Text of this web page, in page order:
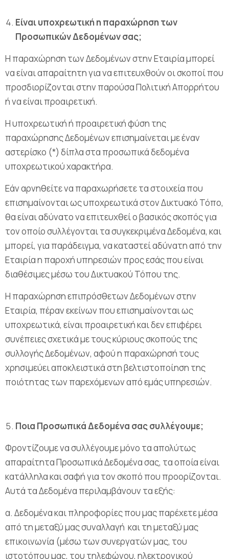
Είναι υποχρεωτική η παραχώρηση των
Προσωπικών Δεδομένων σας;
Η παραχώρηση των Δεδομένων στην Εταιρία μπορεί
να είναι απαραίτητη για να επιτευχθούν οι σκοποί που
προσδιορίζονται στην παρούσα Πολιτική Απορρήτου
ή να είναι προαιρετική.
Η υποχρεωτική ή προαιρετική φύση της
παραχώρησης Δεδομένων επισημαίνεται με έναν
αστερίσκο (*) δίπλα στα προσωπικά δεδομένα
υποχρεωτικού χαρακτήρα.
Εάν αρνηθείτε να παραχωρήσετε τα στοιχεία που
επισημαίνονται ως υποχρεωτικά στον Δικτυακό Τόπο,
θα είναι αδύνατο να επιτευχθεί ο βασικός σκοπός για
τον οποίο συλλέγονται τα συγκεκριμένα Δεδομένα, και
μπορεί, για παράδειγμα, να καταστεί αδύνατη από την
Εταιρία η παροχή υπηρεσιών προς εσάς που είναι
διαθέσιμες μέσω του Δικτυακού Τόπου της.
Η παραχώρηση επιπρόσθετων Δεδομένων στην
Εταιρία, πέραν εκείνων που επισημαίνονται ως
υποχρεωτικά, είναι προαιρετική και δεν επιφέρει
συνέπειες σχετικά με τους κύριους σκοπούς της
συλλογής Δεδομένων, αφού η παραχώρησή τους
χρησιμεύει αποκλειστικά στη βελτιστοποίηση της
ποιότητας των παρεχόμενων από εμάς υπηρεσιών.
Ποια Προσωπικά Δεδομένα σας συλλέγουμε;
Φροντίζουμε να συλλέγουμε μόνο τα απολύτως
απαραίτητα Προσωπικά Δεδομένα σας, τα οποία είναι
κατάλληλα και σαφή για τον σκοπό που προορίζονται.
Αυτά τα Δεδομένα περιλαμβάνουν τα εξής:
α. Δεδομένα και πληροφορίες που μας παρέχετε μέσα
από τη μεταξύ μας συναλλαγή και τη μεταξύ μας
επικοινωνία (μέσω των συνεργατών μας, του
ιστοτόπου μας, του τηλεφώνου, ηλεκτρονικού